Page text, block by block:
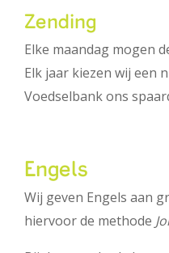
Zending
Elke maandag mogen
Elk jaar kiezen wij een
Voedselbank ons
Engels
Wij geven Engels aan
hiervoor de methode